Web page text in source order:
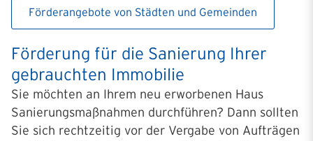
Förderangebote von Städten und Gemeinden
Förderung für die Sanierung Ihrer
gebrauchten Immobilie
Sie möchten an Ihrem neu erworbenen Haus
Sanierungsmaßnahmen durchführen? Dann sollten
Sie sich rechtzeitig vor der Vergabe von Aufträgen